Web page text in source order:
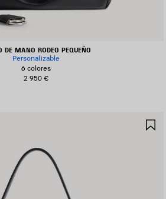
DE MANO RODEO PEQUEÑO
Personalizable
6 colores
2 950 €